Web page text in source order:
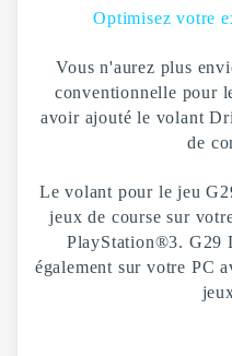
Optimisez votre
Vous n'aurez plus
conventionnelle pour
avoir ajouté le volant
de
Le volant pour le jeu
jeux de course sur
PlayStation®3. G29
également sur votre PC